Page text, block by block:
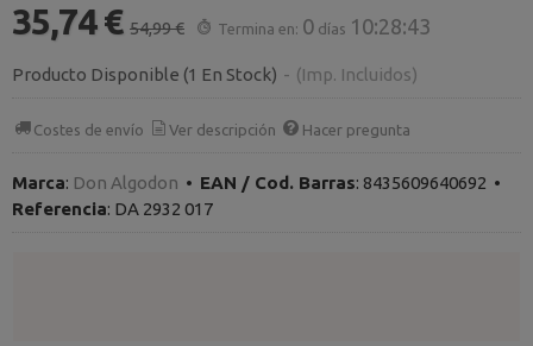
35,74 € 54,99 € Termina en: 0 días 10:28:43
Producto Disponible (1 En Stock) - (Imp. Incluidos)
Costes de envío Ver descripción Hacer pregunta
Marca: Don Algodon • EAN / Cod. Barras: 8435609640692 •
Referencia: DA 2932 017